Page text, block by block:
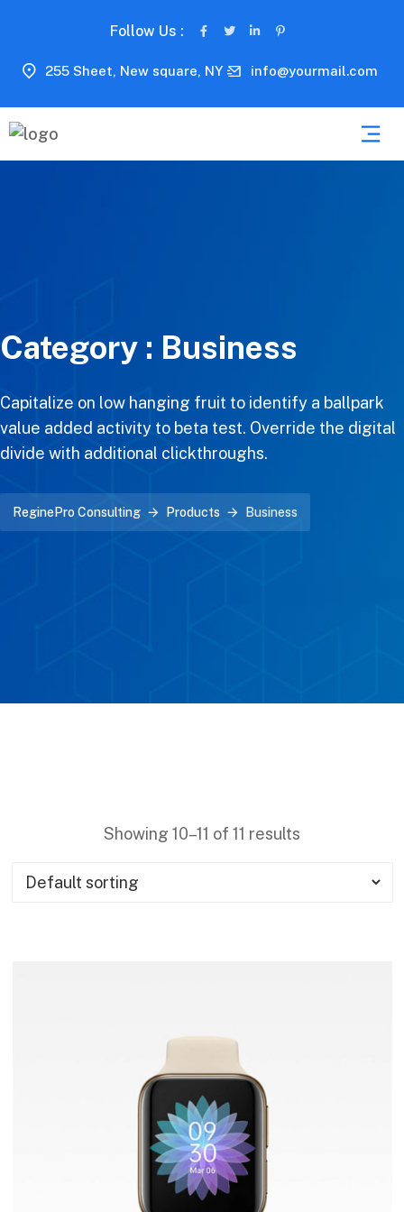
Follow Us :
255 Sheet, New square, NY info@yourmail.com
Category : Business
Capitalize on low hanging fruit to identify a ballpark
value added activity to beta test. Override the digital
divide with additional clickthroughs.
ReginePro Consulting Products Business
Showing 10–11 of 11 results